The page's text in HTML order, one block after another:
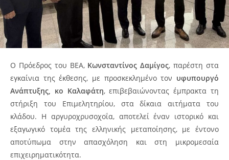
Ο Πρόεδρος του ΒΕΑ, Κωνσταντίνος Δαμίγος, παρέστη στα
εγκαίνια της έκθεσης, με προσκεκλημένο τον υφυπουργό
Ανάπτυξης, κο Καλαφάτη, επιβεβαιώνοντας έμπρακτα τη
στήριξη του Επιμελητηρίου, στα δίκαια αιτήματα του
κλάδου. Η αργυροχρυσοχοΐα, αποτελεί έναν ιστορικό και
εξαγωγικό τομέα της ελληνικής μεταποίησης, με έντονο
αποτύπωμα στην απασχόληση και στη μικρομεσαία
επιχειρηματικότητα.